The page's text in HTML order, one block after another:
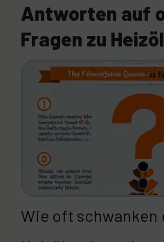
Antworten auf
Fragen zu
Wie oft schwanken